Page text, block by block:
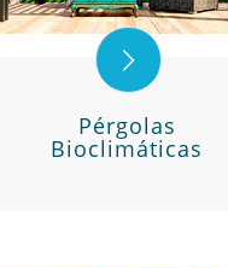
Pérgolas
Bioclimáticas